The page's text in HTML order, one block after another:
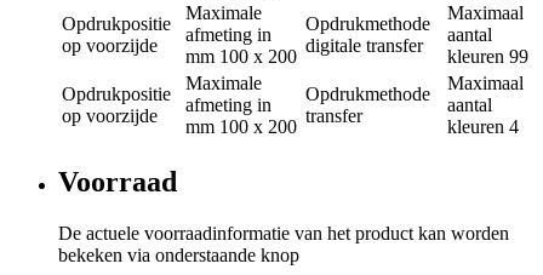
Opdrukpositie
op voorzijde
Maximale
afmeting in
mm 100 x 200
Opdrukmethode
digitale transfer
Maximaal
aantal
kleuren 99
Opdrukpositie
op voorzijde
Maximale
afmeting in
mm 100 x 200
Opdrukmethode
transfer
Maximaal
aantal
kleuren 4
Voorraad
De actuele voorraadinformatie van het product kan worden
bekeken via onderstaande knop